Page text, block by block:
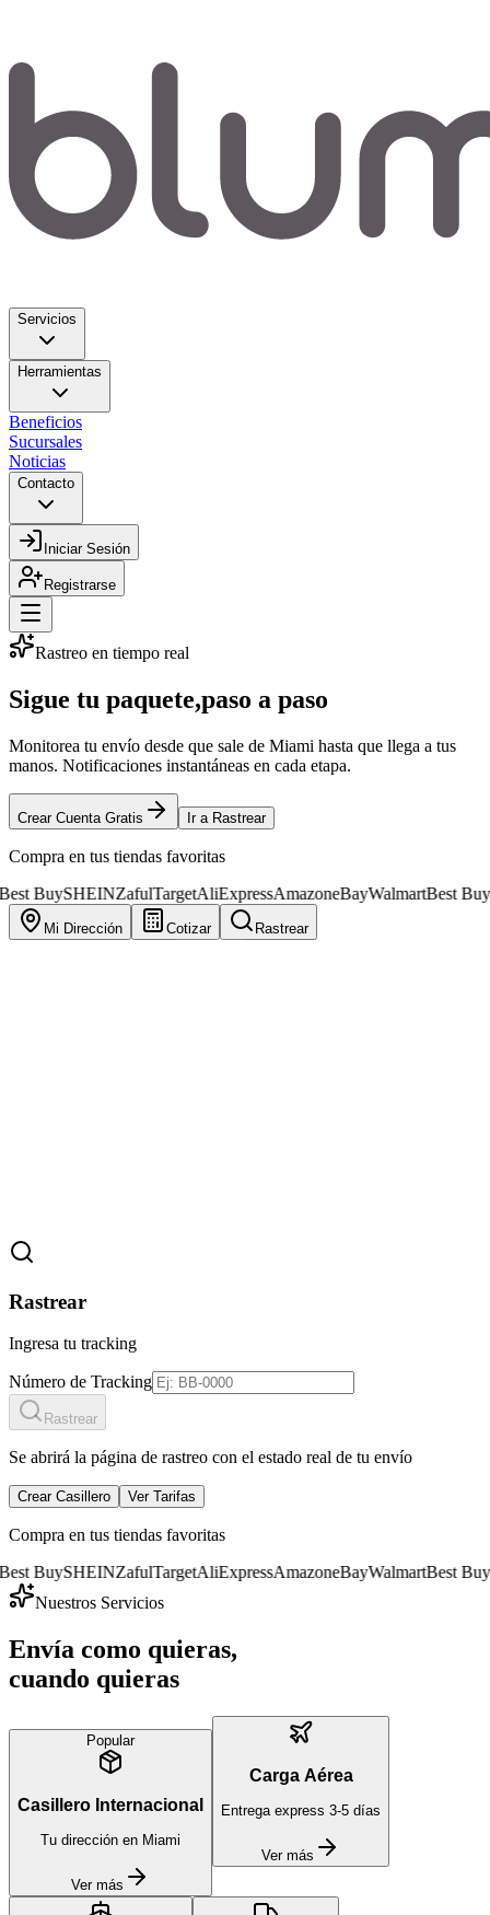
Servicios
Herramientas
Beneficios
Sucursales
Noticias
Contacto
Iniciar Sesión
Registrarse
Rastreo en tiempo real
Sigue tu paquete,paso a paso
Monitorea tu envío desde que sale de Miami hasta que llega a tus
manos. Notificaciones instantáneas en cada etapa.
Crear Cuenta Gratis Ir a Rastrear
Compra en tus tiendas favoritas
SHEINZafulTargetAliExpressAmazoneBayWalmartBest BuySHEIN
Mi Dirección Cotizar Rastrear
Rastrear
Ingresa tu tracking
Número de Tracking
Rastrear
Se abrirá la página de rastreo con el estado real de tu envío
Crear Casillero Ver Tarifas
Compra en tus tiendas favoritas
SHEINZafulTargetAliExpressAmazoneBayWalmartBest BuySHEIN
Nuestros Servicios
Envía como quieras,
cuando quieras
Popular
Casillero Internacional
Tu dirección en Miami
Ver más
Carga Aérea
Entrega express 3-5 días
Ver más